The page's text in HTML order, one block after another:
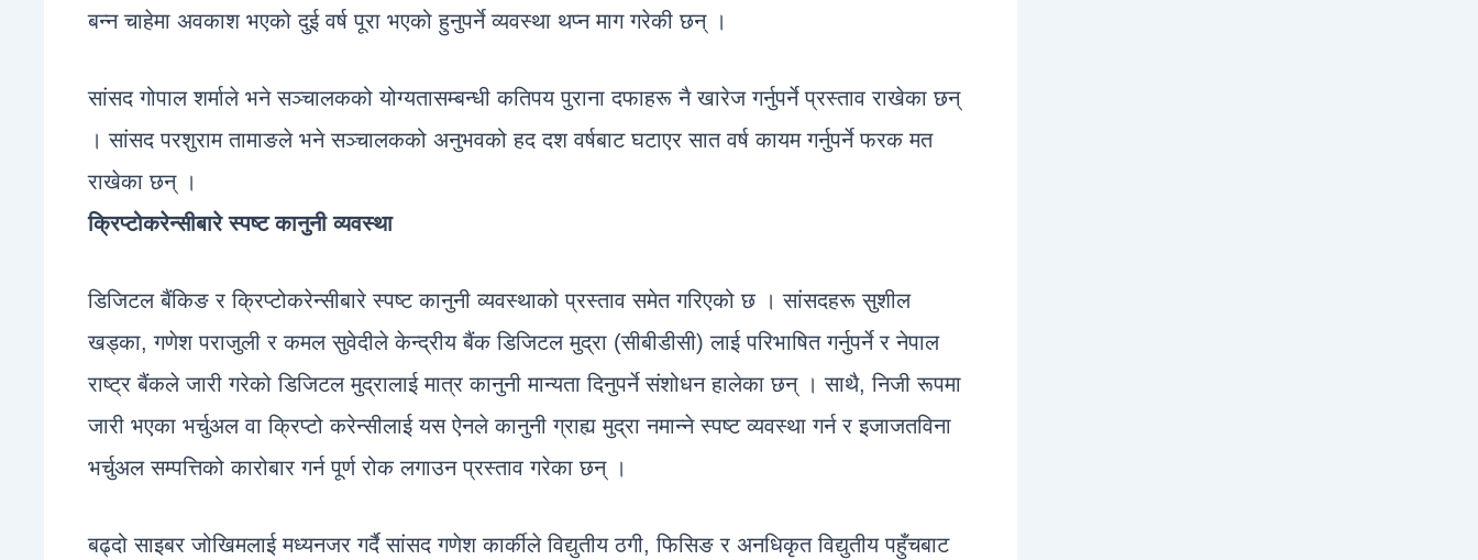
बन्न चाहेमा अवकाश भएको दुई वर्ष पूरा भएको हुनुपर्ने व्यवस्था थप्न माग गरेकी छन् ।
सांसद गोपाल शर्माले भने सञ्चालकको योग्यतासम्बन्धी कतिपय पुराना दफाहरू नै खारेज गर्नुपर्ने प्रस्ताव राखेका छन्
। सांसद परशुराम तामाङले भने सञ्चालकको अनुभवको हद दश वर्षबाट घटाएर सात वर्ष कायम गर्नुपर्ने फरक मत
राखेका छन् ।
क्रिप्टोकरेन्सीबारे स्पष्ट कानुनी व्यवस्था
डिजिटल बैंकिङ र क्रिप्टोकरेन्सीबारे स्पष्ट कानुनी व्यवस्थाको प्रस्ताव समेत गरिएको छ । सांसदहरू सुशील
खड्का, गणेश पराजुली र कमल सुवेदीले केन्द्रीय बैंक डिजिटल मुद्रा (सीबीडीसी) लाई परिभाषित गर्नुपर्ने र नेपाल
राष्ट्र बैंकले जारी गरेको डिजिटल मुद्रालाई मात्र कानुनी मान्यता दिनुपर्ने संशोधन हालेका छन् । साथै, निजी रूपमा
जारी भएका भर्चुअल वा क्रिप्टो करेन्सीलाई यस ऐनले कानुनी ग्राह्य मुद्रा नमान्ने स्पष्ट व्यवस्था गर्न र इजाजतविना
भर्चुअल सम्पत्तिको कारोबार गर्न पूर्ण रोक लगाउन प्रस्ताव गरेका छन् ।
बढ्दो साइबर जोखिमलाई मध्यनजर गर्दै सांसद गणेश कार्कीले विद्युतीय ठगी, फिसिङ र अनधिकृत विद्युतीय पहुँचबाट